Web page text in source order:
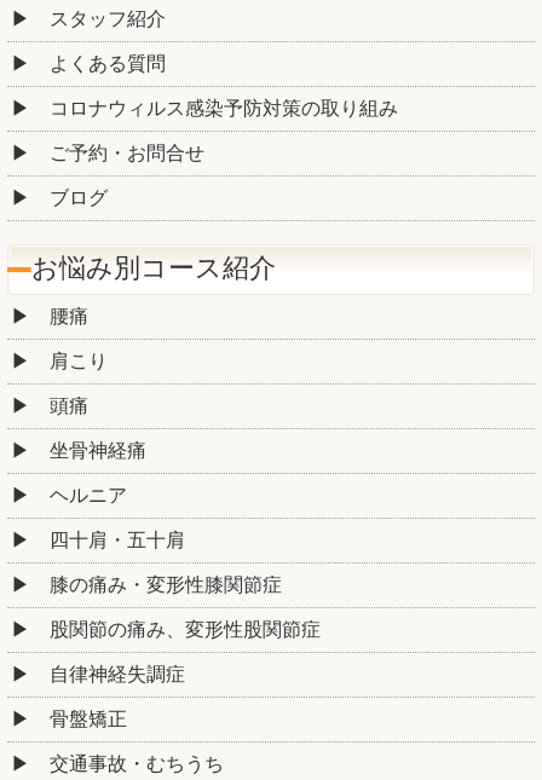
スタッフ紹介
よくある質問
コロナウィルス感染予防対策の取り組み
ご予約・お問合せ
ブログ
お悩み別コース紹介
腰痛
肩こり
頭痛
坐骨神経痛
ヘルニア
四十肩・五十肩
膝の痛み・変形性膝関節症
股関節の痛み、変形性股関節症
自律神経失調症
骨盤矯正
交通事故・むちうち